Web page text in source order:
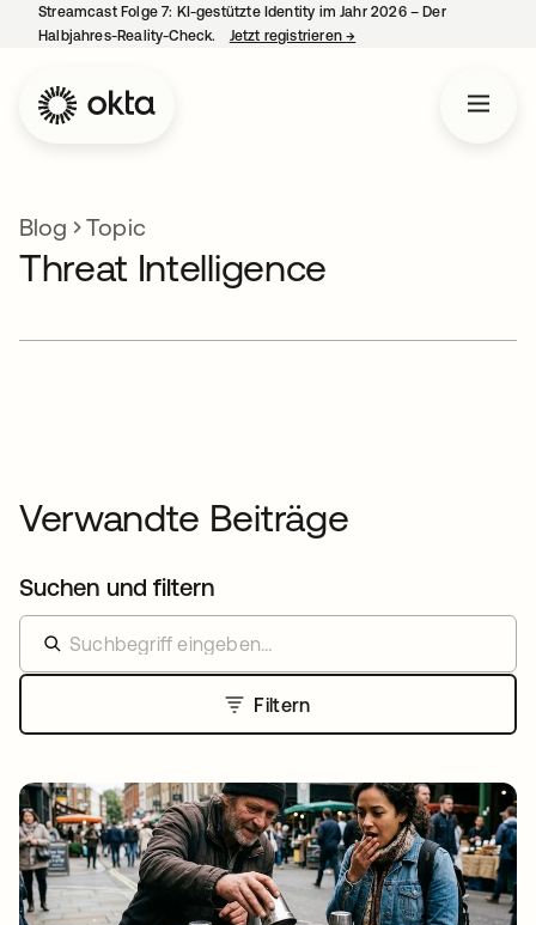
Streamcast Folge 7: KI-gestützte Identity im Jahr 2026 – Der
Halbjahres-Reality-Check.
Jetzt registrieren→
Blog Topic
Threat Intelligence
Verwandte Beiträge
Suchen und filtern
Filtern